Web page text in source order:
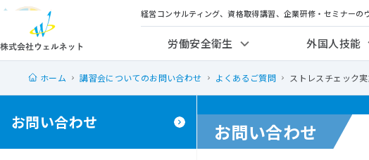
経営コンサルティング、資格取得講習、企業研修・セミナーの
労働安全衛生 外国人技能
ホーム 講習会についてのお問い合わせ よくあるご質問 ストレスチェック
お問い合わせ お問い合わせ